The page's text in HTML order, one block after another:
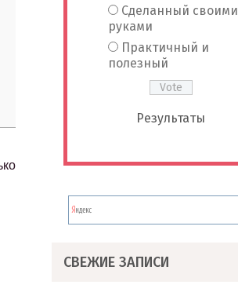
Сделанный своими
руками
Практичный и
полезный
Результаты
СВЕЖИЕ ЗАПИСИ